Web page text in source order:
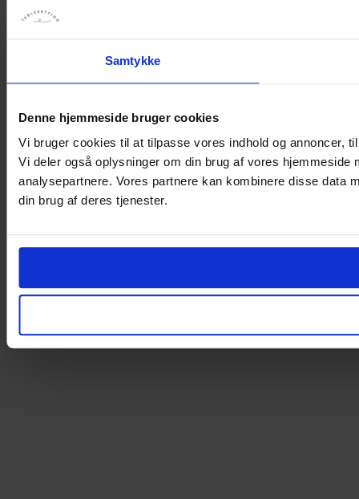
Samtykke
Denne hjemmeside bruger cookies
Vi bruger cookies til at tilpasse vores indhold og annoncer,
Vi deler også oplysninger om din brug af vores
analysepartnere. Vores partnere kan kombinere disse data
din brug af deres tjenester.